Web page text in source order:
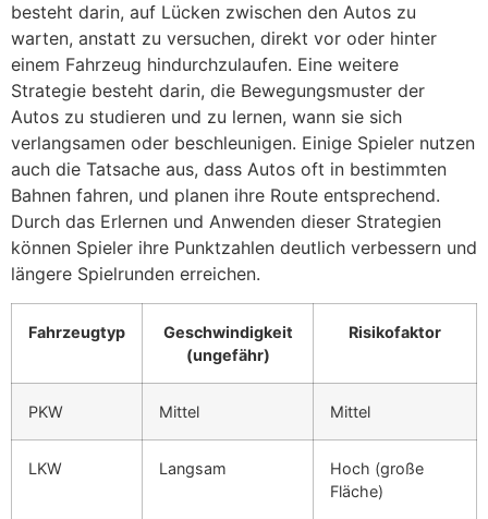
besteht darin, auf Lücken zwischen den Autos zu
warten, anstatt zu versuchen, direkt vor oder hinter
einem Fahrzeug hindurchzulaufen. Eine weitere
Strategie besteht darin, die Bewegungsmuster der
Autos zu studieren und zu lernen, wann sie sich
verlangsamen oder beschleunigen. Einige Spieler nutzen
auch die Tatsache aus, dass Autos oft in bestimmten
Bahnen fahren, und planen ihre Route entsprechend.
Durch das Erlernen und Anwenden dieser Strategien
können Spieler ihre Punktzahlen deutlich verbessern und
längere Spielrunden erreichen.
Fahrzeugtyp
Geschwindigkeit
(ungefähr)
Risikofaktor
PKW Mittel Mittel
LKW Langsam
Hoch (große
Fläche)